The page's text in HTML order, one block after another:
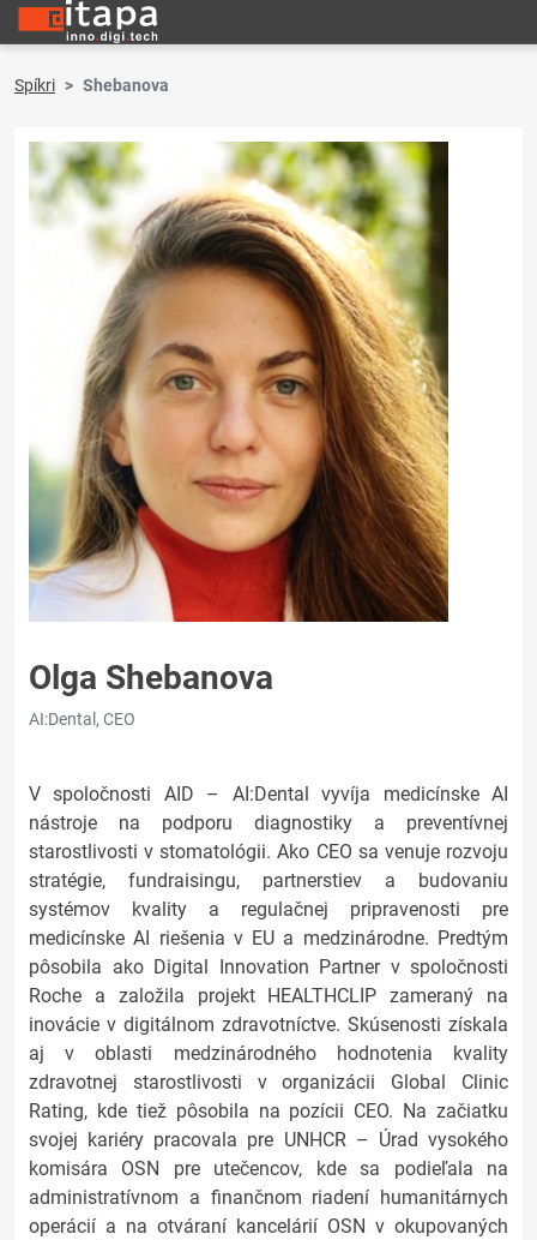
Spíkri Shebanova
Olga Shebanova
AI:Dental, CEO
V spoločnosti AID – AI:Dental vyvíja medicínske AI
nástroje na podporu diagnostiky a preventívnej
starostlivosti v stomatológii. Ako CEO sa venuje rozvoju
stratégie, fundraisingu, partnerstiev a budovaniu
systémov kvality a regulačnej pripravenosti pre
medicínske AI riešenia v EU a medzinárodne. Predtým
pôsobila ako Digital Innovation Partner v spoločnosti
Roche a založila projekt HEALTHCLIP zameraný na
inovácie v digitálnom zdravotníctve. Skúsenosti získala
aj v oblasti medzinárodného hodnotenia kvality
zdravotnej starostlivosti v organizácii Global Clinic
Rating, kde tiež pôsobila na pozícii CEO. Na začiatku
svojej kariéry pracovala pre UNHCR – Úrad vysokého
komisára OSN pre utečencov, kde sa podieľala na
administratívnom a finančnom riadení humanitárnych
operácií a na otváraní kancelárií OSN v okupovaných